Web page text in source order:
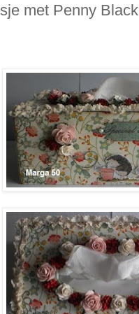
met Penny Black